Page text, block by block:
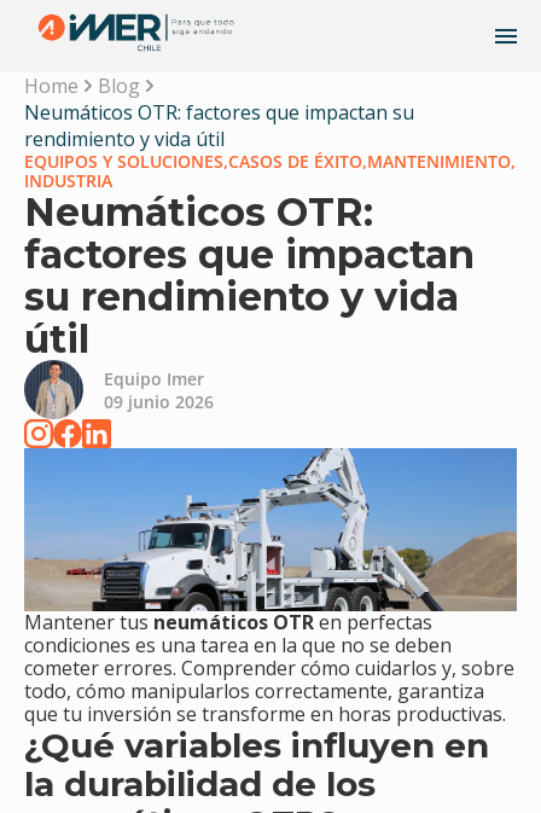
Home
Blog
Neumáticos OTR: factores que impactan su
rendimiento y vida útil
EQUIPOS Y SOLUCIONES,CASOS DE ÉXITO,MANTENIMIENTO,
INDUSTRIA
Neumáticos OTR:
factores que impactan
su rendimiento y vida
útil
Equipo Imer
09 junio 2026
Mantener tus neumáticos OTRen perfectas
condiciones es una tarea en la que no se deben
cometer errores. Comprender cómo cuidarlos y, sobre
todo, cómo manipularlos correctamente, garantiza
que tu inversión se transforme en horas productivas.
¿Qué variables influyen en
la durabilidad de los